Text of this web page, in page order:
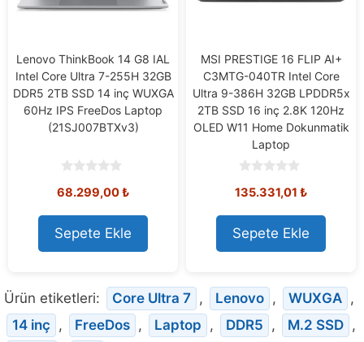
Lenovo ThinkBook 14 G8 IAL
Intel Core Ultra 7-255H 32GB
DDR5 2TB SSD 14 inç WUXGA
60Hz IPS FreeDos Laptop
(21SJ007BTXv3)
o
t
o
f
5
68.299,00₺
Sepete Ekle
MSI PRESTIGE 16 FLIP AI+
C3MTG-040TR Intel Core
Ultra 9-386H 32GB LPDDR5x
2TB SSD 16 inç 2.8K 120Hz
OLED W11 Home Dokunmatik
Laptop
o
t
o
f
5
135.331,01 ₺
Sepete Ekle
Ürün etiketleri: Core Ultra 7 , Lenovo , WUXGA ,
14 inç
, FreeDos , Laptop , DDR5 , M.2 SSD ,